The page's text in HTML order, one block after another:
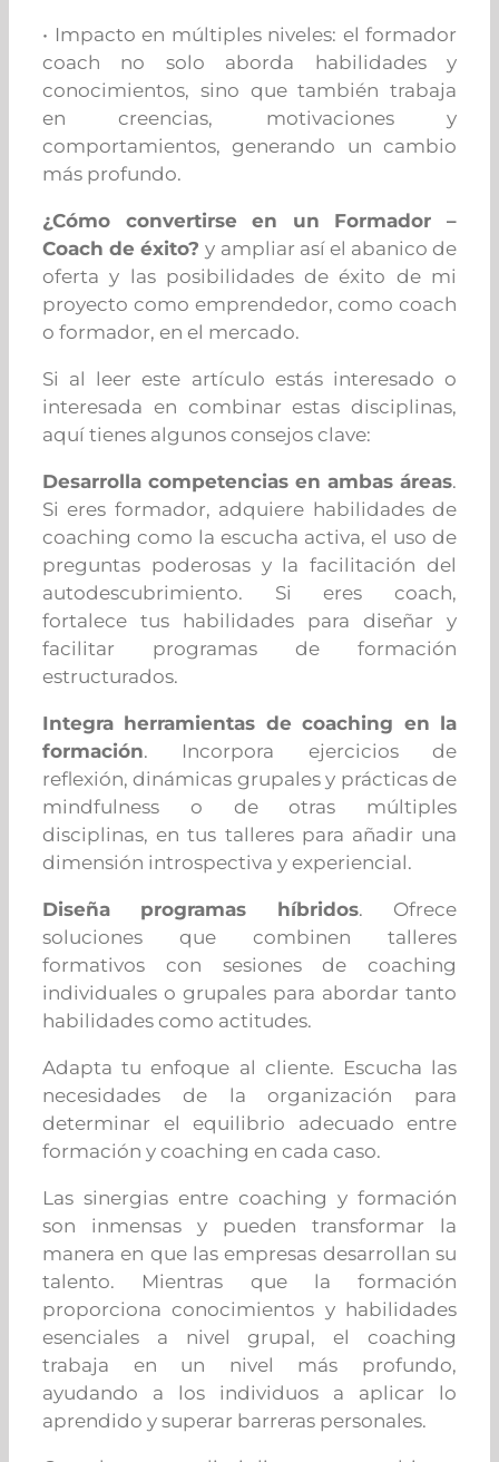
• Impacto en múltiples niveles: el formador
coach no solo aborda habilidades y
conocimientos, sino que también trabaja
en creencias, motivaciones y
comportamientos, generando un cambio
más profundo.
¿Cómo convertirse en un Formador –
Coach de éxito?y ampliar así el abanico de
oferta y las posibilidades de éxito de mi
proyecto como emprendedor, como coach
o formador, en el mercado.
Si al leer este artículo estás interesado o
interesada en combinar estas disciplinas,
aquí tienes algunos consejos clave:
Desarrolla competencias en ambas áreas.
Si eres formador, adquiere habilidades de
coaching como la escucha activa, el uso de
preguntas poderosas y la facilitación del
autodescubrimiento. Si eres coach,
fortalece tus habilidades para diseñar y
facilitar programas de formación
estructurados.
Integra herramientas de coaching en la
formación. Incorpora ejercicios de
reflexión, dinámicas grupales y prácticas de
mindfulness o de otras múltiples
disciplinas, en tus talleres para añadir una
dimensión introspectiva y experiencial.
Diseña programas híbridos.
Ofrece
soluciones que combinen talleres
formativos con sesiones de coaching
individuales o grupales para abordar tanto
habilidades como actitudes.
Adapta tu enfoque al cliente. Escucha las
necesidades de la organización para
determinar el equilibrio adecuado entre
formación y coaching en cada caso.
Las sinergias entre coaching y formación
son inmensas y pueden transformar la
manera en que las empresas desarrollan su
talento. Mientras que la formación
proporciona conocimientos y habilidades
esenciales a nivel grupal, el coaching
trabaja en un nivel más profundo,
ayudando a los individuos a aplicar lo
aprendido y superar barreras personales.